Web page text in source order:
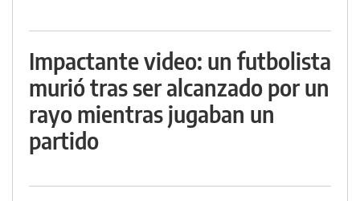
Impactante video: un futbolista
murió tras ser alcanzado por un
rayo mientras jugaban un
partido